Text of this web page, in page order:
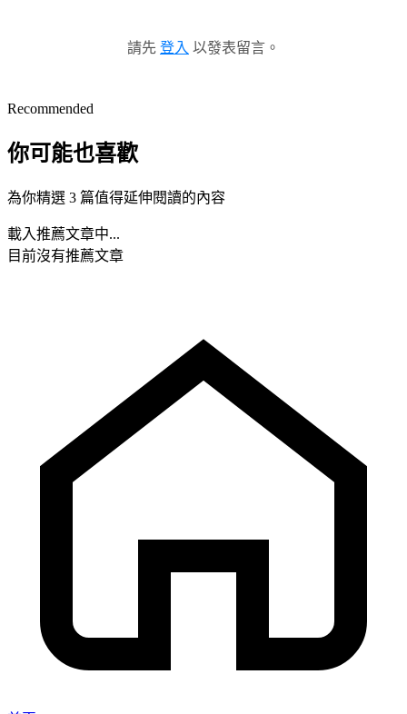
請先 登入 以發表留言。
Recommended
你可能也喜歡
為你精選 3 篇值得延伸閱讀的內容
載入推薦文章中...
目前沒有推薦文章